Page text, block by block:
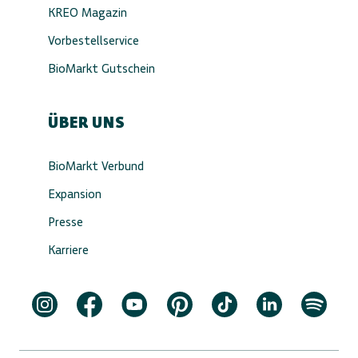
KREO Magazin
Vorbestellservice
BioMarkt Gutschein
ÜBER UNS
BioMarkt Verbund
Expansion
Presse
Karriere